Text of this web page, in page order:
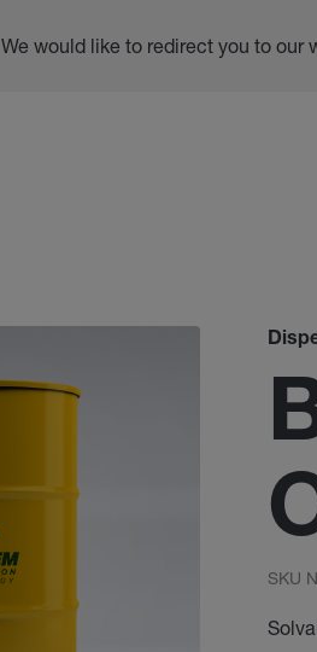
We would like to redirect you to our
SKU